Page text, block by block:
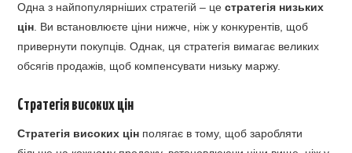
Одна з найпопулярніших стратегій – цестратегія низьких
цін. Ви встановлюєте ціни нижче, ніж у конкурентів, щоб
привернути покупців. Однак, ця стратегія вимагає великих
обсягів продажів, щоб компенсувати низьку маржу.
Стратегія високих цін
Стратегія високих цін полягає в тому, щоб заробляти